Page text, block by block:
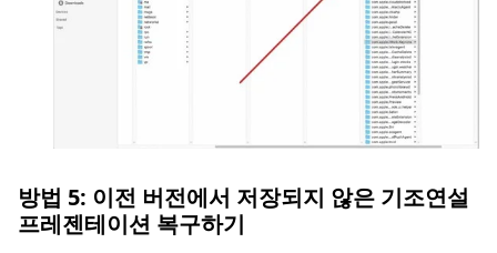
방법 5: 이전 버전에서 저장되지 않은 기조연설
프레젠테이션 복구하기